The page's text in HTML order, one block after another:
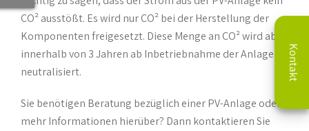
CO² ausstößt. Es wird nur CO² bei der Herstellung der
Komponenten freigesetzt. Diese Menge an CO² wird aber
innerhalb von 3 Jahren ab Inbetriebnahme der Anlage
neutralisiert.
Sie benötigen Beratung bezüglich einer PV-Anlage oder
mehr Informationen hierüber? Dann kontaktieren Sie
Kontakt